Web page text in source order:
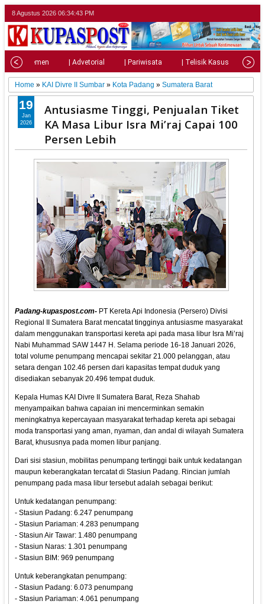
8 Agustus 2026 06:34:45 PM
| Parlemen | Advetorial | Pariwisata | Telisik Kasus |
Home » KAI Divre II Sumbar » Kota Padang »Sumatera Barat
Antusiasme Tinggi, Penjualan Tiket
KA Masa Libur Isra Mi’raj Capai 100
Persen Lebih
Padang-kupaspost.com- PT Kereta Api Indonesia (Persero) Divisi
Regional II Sumatera Barat mencatat tingginya antusiasme masyarakat
dalam menggunakan transportasi kereta api pada masa libur Isra Mi’raj
Nabi Muhammad SAW 1447 H. Selama periode 16-18 Januari 2026,
total volume penumpang mencapai sekitar 21.000 pelanggan, atau
setara dengan 102.46 persen dari kapasitas tempat duduk yang
disediakan sebanyak 20.496 tempat duduk.
Kepala Humas KAI Divre II Sumatera Barat, Reza Shahab
menyampaikan bahwa capaian ini mencerminkan semakin
meningkatnya kepercayaan masyarakat terhadap kereta api sebagai
moda transportasi yang aman, nyaman, dan andal di wilayah Sumatera
Barat, khususnya pada momen libur panjang.
Dari sisi stasiun, mobilitas penumpang tertinggi baik untuk kedatangan
maupun keberangkatan tercatat di Stasiun Padang. Rincian jumlah
penumpang pada masa libur tersebut adalah sebagai berikut:
Untuk kedatangan penumpang:
- Stasiun Padang: 6.247 penumpang
- Stasiun Pariaman: 4.283 penumpang
- Stasiun Air Tawar: 1.480 penumpang
- Stasiun Naras: 1.301 penumpang
- Stasiun BIM: 969 penumpang
Untuk keberangkatan penumpang:
- Stasiun Padang: 6.073 penumpang
- Stasiun Pariaman: 4.061 penumpang
19
Jan
2026